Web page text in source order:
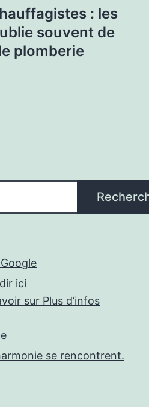
: les
souvent de
plomberie
ici
sur Plus d’infos
se rencontrent.